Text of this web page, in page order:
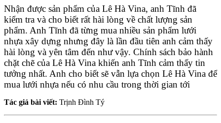
Nhận được sản phẩm của Lê Hà Vina, anh Tĩnh đã
kiểm tra và cho biết rất hài lòng về chất lượng sản
phẩm. Anh Tĩnh đã từng mua nhiều sản phẩm lưới
nhựa xây dựng nhưng đây là lần đầu tiên anh cảm thấy
hài lòng và yên tâm đến như vậy. Chính sách bảo hành
chặt chẽ của Lê Hà Vina khiến anh Tĩnh cảm thấy tin
tưởng nhất. Anh cho biết sẽ vẫn lựa chọn Lê Hà Vina để
mua lưới nhựa nếu có nhu cầu trong thời gian tới
Tác giả bài viết: Trịnh Đình Tý